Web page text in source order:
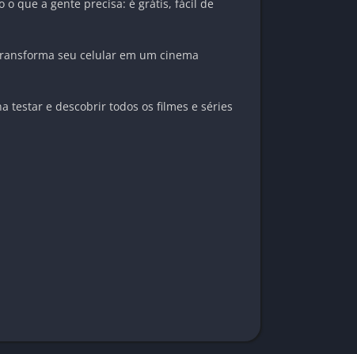
que a gente precisa: é grátis, fácil de
seu celular em um cinema
testar e descobrir todos os filmes e séries